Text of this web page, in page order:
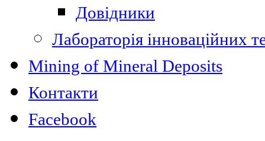
Довідники
Лабораторія інноваційних
Mining of Mineral Deposits
Контакти
Facebook